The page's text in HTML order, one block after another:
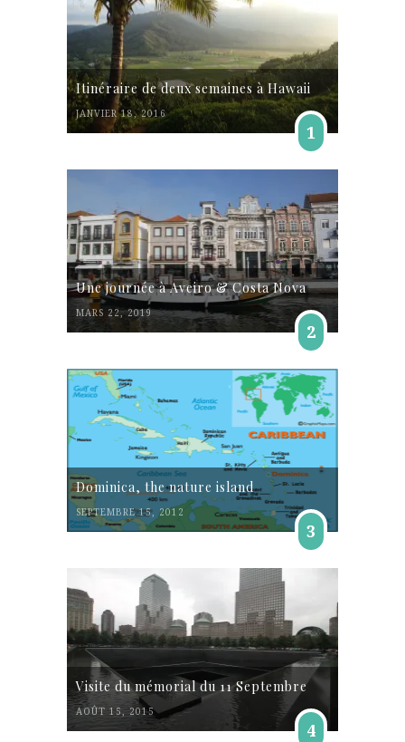
Itinéraire de deux semaines à Hawaii
JANVIER 18, 2016
1
Une journée à Aveiro & Costa Nova
MARS 22, 2019
2
Dominica, the nature island
SEPTEMBRE 15, 2012
3
Visite du mémorial du 11 Septembre
AOÛT 15, 2015
4